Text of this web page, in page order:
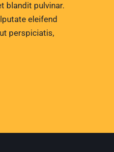
blandit pulvinar.
eleifend
perspiciatis,